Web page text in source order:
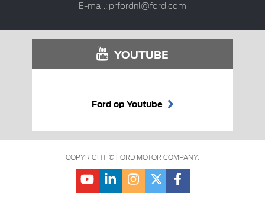
E-mail: prfordnl@ford.com
YOUTUBE
Ford op Youtube
COPYRIGHT © FORD MOTOR COMPANY.